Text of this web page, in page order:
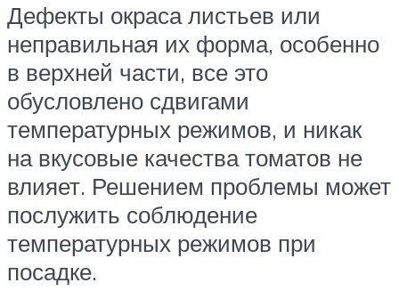
Дефекты окраса листьев или
неправильная их форма, особенно
в верхней части, все это
обусловлено сдвигами
температурных режимов, и никак
на вкусовые качества томатов не
влияет. Решением проблемы может
послужить соблюдение
температурных режимов при
посадке.